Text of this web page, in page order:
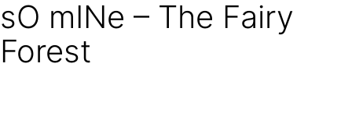
sO mINe – The Fairy
Forest